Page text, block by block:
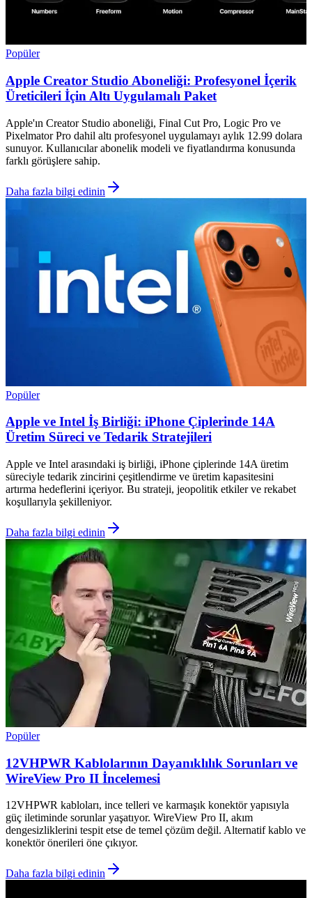
Popüler
Apple Creator Studio Aboneliği: Profesyonel İçerik
Üreticileri İçin Altı Uygulamalı Paket
Apple'ın Creator Studio aboneliği, Final Cut Pro, Logic Pro ve
Pixelmator Pro dahil altı profesyonel uygulamayı aylık 12.99 dolara
sunuyor. Kullanıcılar abonelik modeli ve fiyatlandırma konusunda
farklı görüşlere sahip.
Daha fazla bilgi edinin
Popüler
Apple ve Intel İş Birliği: iPhone Çiplerinde 14A
Üretim Süreci ve Tedarik Stratejileri
Apple ve Intel arasındaki iş birliği, iPhone çiplerinde 14A üretim
süreciyle tedarik zincirini çeşitlendirme ve üretim kapasitesini
artırma hedeflerini içeriyor. Bu strateji, jeopolitik etkiler ve rekabet
koşullarıyla şekilleniyor.
Daha fazla bilgi edinin
Popüler
12VHPWR Kablolarının Dayanıklılık Sorunları ve
WireView Pro II İncelemesi
12VHPWR kabloları, ince telleri ve karmaşık konektör yapısıyla
güç iletiminde sorunlar yaşatıyor. WireView Pro II, akım
dengesizliklerini tespit etse de temel çözüm değil. Alternatif kablo ve
konektör önerileri öne çıkıyor.
Daha fazla bilgi edinin